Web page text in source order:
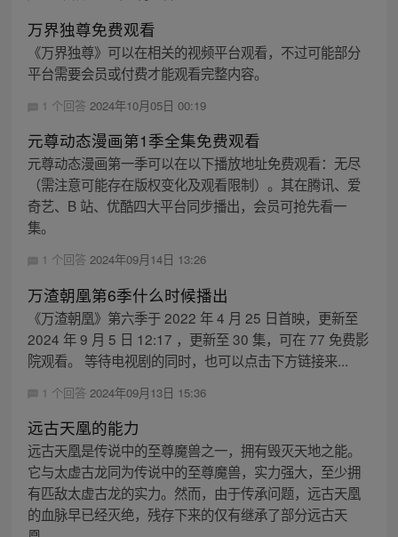
万界独尊免费观看
《万界独尊》可以在相关的视频平台观看，不过可能部分
平台需要会员或付费才能观看完整内容。
1 个回答 2024年10月05日 00:19
元尊动态漫画第1季全集免费观看
元尊动态漫画第一季可以在以下播放地址免费观看：无尽
（需注意可能存在版权变化及观看限制）。其在腾讯、爱
奇艺、B 站、优酷四大平台同步播出，会员可抢先看一
集。
1 个回答 2024年09月14日 13:26
万渣朝凰第6季什么时候播出
《万渣朝凰》第六季于 2022 年 4 月 25 日首映，更新至
2024 年 9 月 5 日 12:17 ，更新至 30 集，可在 77 免费影
院观看。 等待电视剧的同时，也可以点击下方链接来...
1 个回答 2024年09月13日 15:36
远古天凰的能力
远古天凰是传说中的至尊魔兽之一，拥有毁灭天地之能。
它与太虚古龙同为传说中的至尊魔兽，实力强大，至少拥
有匹敌太虚古龙的实力。然而，由于传承问题，远古天凰
的血脉早已经灭绝，残存下来的仅有继承了部分远古天